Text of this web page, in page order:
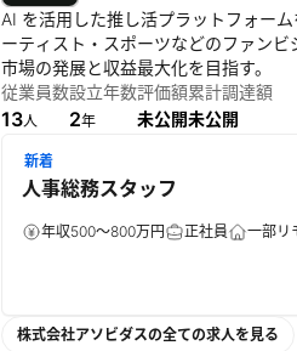
AI を活用した推し活プラットフォー
ーティスト・スポーツなどのファン
市場の発展と収益最大化を目指す。
従業員数
13人
設立年数
2年
評価額
未公開
累計調達額
未公開
新着
人事総務スタッフ
年収500～800万円 正社員 一部リ
株式会社アソビダスの全ての求人を見る